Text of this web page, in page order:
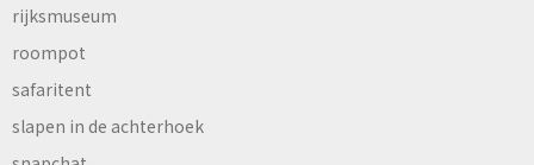
rijksmuseum
roompot
safaritent
slapen in de achterhoek